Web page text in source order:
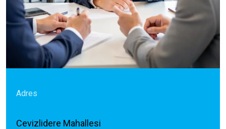
Adres
Cevizlidere Mahallesi